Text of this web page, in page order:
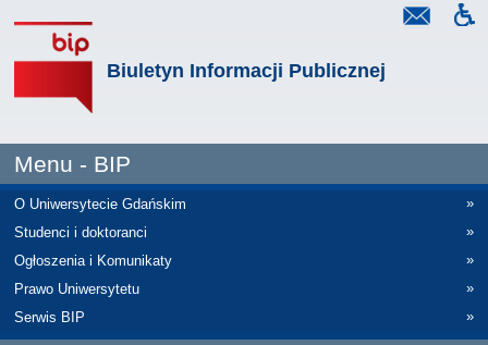
Biuletyn Informacji Publicznej
Menu - BIP
O Uniwersytecie Gdańskim
»
Studenci i doktoranci
»
Ogłoszenia i Komunikaty
»
Prawo Uniwersytetu
»
Serwis BIP
»